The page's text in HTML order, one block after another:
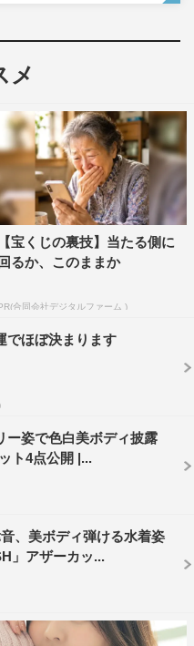
慨深いです。
の先輩である姫野ひなの
ここに並ばせていただけ
になりました。今回をき
知っていただけるよう頑
衣装やカットがあれば、
さい。
に出会えたかも」と思え
気感を引き出していただ
ていて、大人っぽさと透
で、“いつもとは違うり
です。個人的には自然
が特にお気に入りで、す
た！
上京してあらためて感じ
る“兵庫らしさ”はありま
メ
【宝くじの裏技】当たる側に
回るか、このままか
合同会社デジタルファーム )
でほぼ決まります
ー姿で色白美ボディ披露
ト4点公開 |...
、美ボディ弾ける水着姿
」アザーカッ...